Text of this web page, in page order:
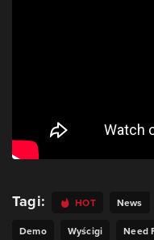
Tagi: HOT News
Demo
Wyścigi Need